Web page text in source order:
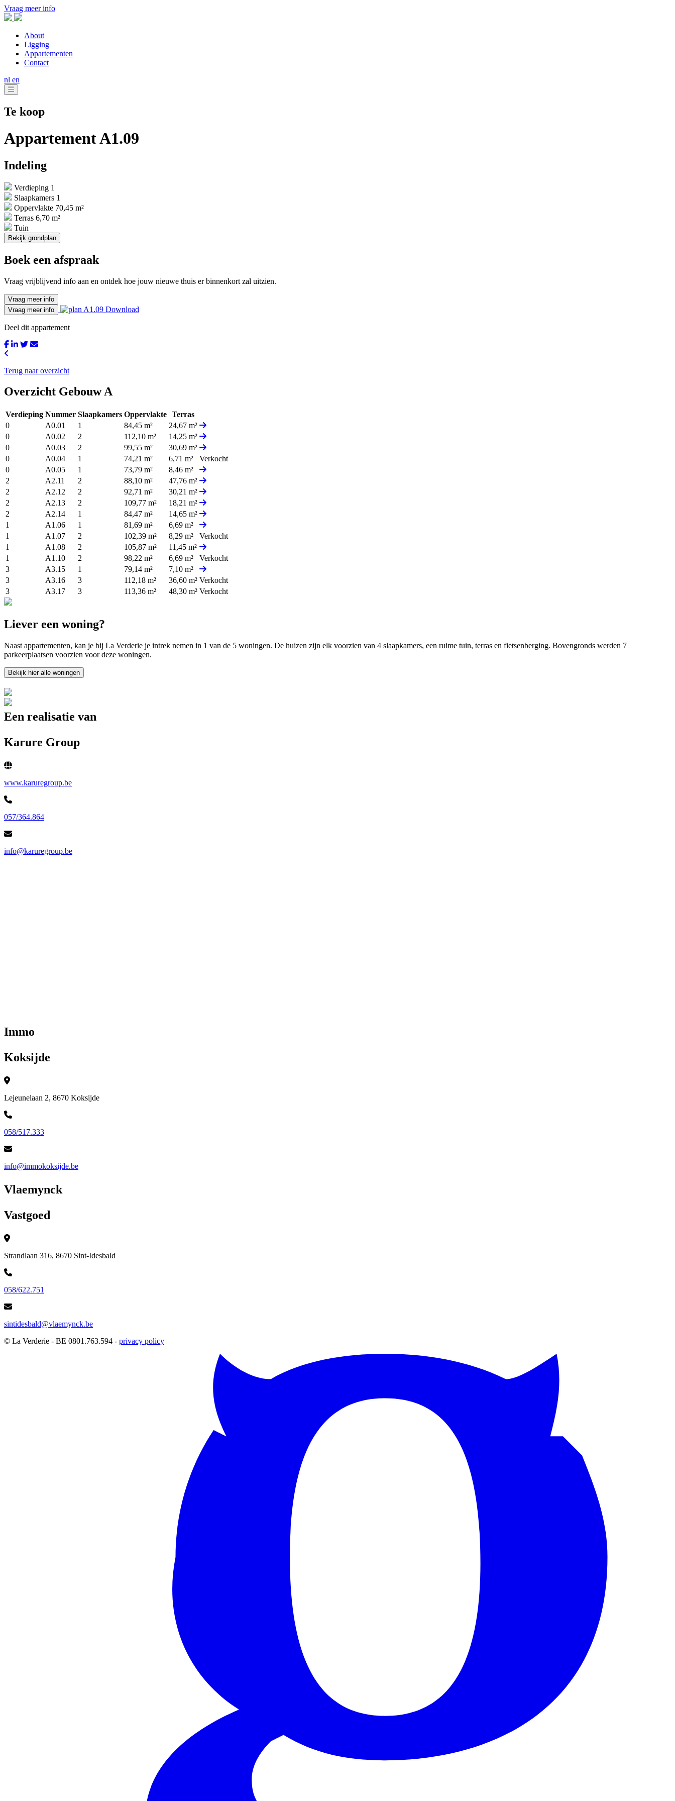
Vraag meer info
About
Ligging
Appartementen
Contact
nl en
Te koop
Appartement A1.09
Indeling
Verdieping 1
Slaapkamers 1
Oppervlakte 70,45 m²
Terras 6,70 m²
Tuin
Bekijk grondplan
Boek een afspraak
Vraag vrijblijvend info aan en ontdek hoe jouw nieuwe thuis er binnenkort zal uitzien.
Vraag meer info
Vraag meer info
Download
Deel dit appartement
Terug naar overzicht
Overzicht Gebouw A
Verdieping Nummer Slaapkamers Oppervlakte Terras
0
A0.01 1 84,45 m²
24,67 m²
0
A0.02 2 112,10 m²
14,25 m²
0
A0.03 2 99,55 m²
30,69 m²
0
A0.04 1 74,21 m² 6,71 m²
Verkocht
0
A0.05 1 73,79 m²
8,46 m²
2
A2.11 2 88,10 m²
47,76 m²
2
A2.12 2 92,71 m²
30,21 m²
2
A2.13 2 109,77 m²
18,21 m²
2
A2.14 1 84,47 m²
14,65 m²
1
A1.06 1 81,69 m²
6,69 m²
1
A1.07 2 102,39 m² 8,29 m²
Verkocht
1
A1.08 2 105,87 m²
11,45 m²
1
A1.10 2 98,22 m² 6,69 m²
Verkocht
3
A3.15 1 79,14 m²
7,10 m²
3
A3.16 3 112,18 m² 36,60 m² Verkocht
3
A3.17 3 113,36 m² 48,30 m² Verkocht
Liever een woning?
Naast appartementen, kan je bij La Verderie je intrek nemen in 1 van de 5 woningen. De huizen zijn elk voorzien van 4 slaapkamers, een ruime tuin, terras en fietsenberging. Bovengronds werden 7
parkeerplaatsen voorzien voor deze woningen.
Bekijk hier alle woningen
Een realisatie van
Karure Group
www.karuregroup.be
057/364.864
info@karuregroup.be
Immo
Koksijde
Lejeunelaan 2, 8670 Koksijde
058/517.333
info@immokoksijde.be
Vlaemynck
Vastgoed
Strandlaan 316, 8670 Sint-Idesbald
058/622.751
sintidesbald@vlaemynck.be
© La Verderie - BE 0801.763.594 - privacy policy